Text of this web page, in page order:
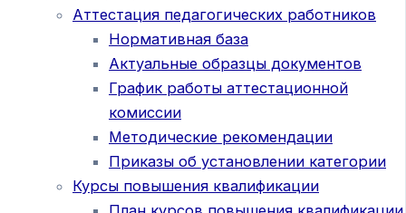
Аттестация педагогических работников
Нормативная база
Актуальные образцы документов
График работы аттестационной
комиссии
Методические рекомендации
Приказы об установлении категории
Курсы повышения квалификации